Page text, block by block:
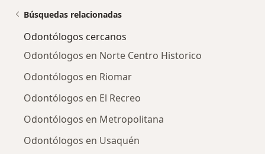
Búsquedas relacionadas
Odontólogos cercanos
Odontólogos en Norte Centro Historico
Odontólogos en Riomar
Odontólogos en El Recreo
Odontólogos en Metropolitana
Odontólogos en Usaquén